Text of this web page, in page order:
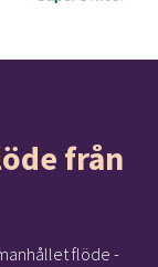
från
flöde -